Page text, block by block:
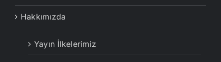
Hakkımızda
Yayın İlkelerimiz